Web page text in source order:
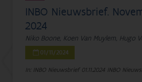
INBO Nieuwsbrief.
2024
Niko Boone, Koen Van Muylem, Hugo
01/11/2024
In: INBO Nieuwsbrief 01.11.2024 INBO